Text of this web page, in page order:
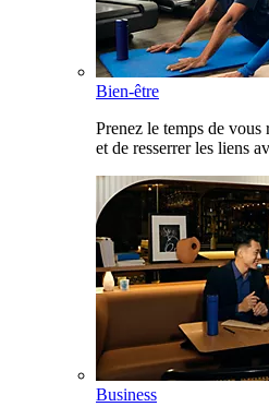
Bien-être
Prenez le temps de vous
et de resserrer les liens
Business